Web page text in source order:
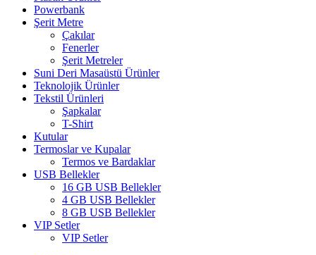
Powerbank
Şerit Metre
Çakılar
Fenerler
Şerit Metreler
Suni Deri Masaüstü Ürünler
Teknolojik Ürünler
Tekstil Ürünleri
Şapkalar
T-Shirt
Kutular
Termoslar ve Kupalar
Termos ve Bardaklar
USB Bellekler
16 GB USB Bellekler
4 GB USB Bellekler
8 GB USB Bellekler
VIP Setler
VIP Setler